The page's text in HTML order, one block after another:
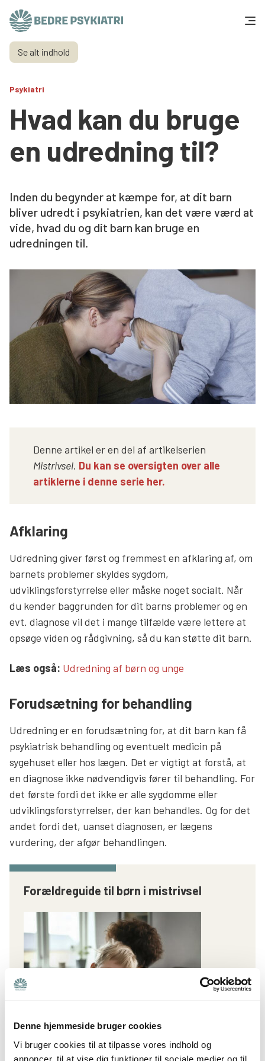
Denne hjemmeside bruger cookies
Vi bruger cookies til at tilpasse vores indhold og
annoncer, til at vise dig funktioner til sociale medier og til
Skip to content
Få hjælp
Tal og fakta
Om os
Vær med
Presse og politik
Støt os
Se alt indhold
Psykiatri
Hvad kan du bruge
en udredning til?
Inden du begynder at kæmpe for, at dit barn
bliver udredt i psykiatrien, kan det være værd at
vide, hvad du og dit barn kan bruge en
udredningen til.
Denne artikel er en del af artikelserien
Mistrivsel. Du kan se oversigten over alle
artiklerne i denne serie her.
Afklaring
Udredning giver først og fremmest en afklaring af, om
barnets problemer skyldes sygdom,
udviklingsforstyrrelse eller måske noget socialt. Når
du kender baggrunden for dit barns problemer og en
evt. diagnose vil det i mange tilfælde være lettere at
opsøge viden og rådgivning, så du kan støtte dit barn.
Læs mere links
Læs også: Udredning af børn og unge
Forudsætning for behandling
Udredning er en forudsætning for, at dit barn kan få
psykiatrisk behandling og eventuelt medicin på
sygehuset eller hos lægen. Det er vigtigt at forstå, at
en diagnose ikke nødvendigvis fører til behandling. For
det første fordi det ikke er alle sygdomme eller
udviklingsforstyrrelser, der kan behandles. Og for det
andet fordi det, uanset diagnosen, er lægens
vurdering, der afgør behandlingen.
Forældreguide til børn i mistrivsel
I Bedre Psykiatris forældreguide om mistrivsel